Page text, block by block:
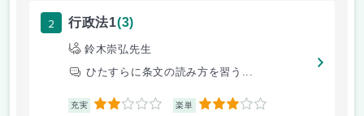
2 行政法1(3)
鈴木崇弘先生
ひたすらに条文の読み方を習う...
充実 2 楽単 3